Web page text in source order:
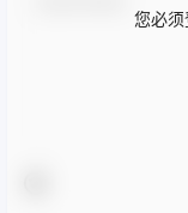
您必